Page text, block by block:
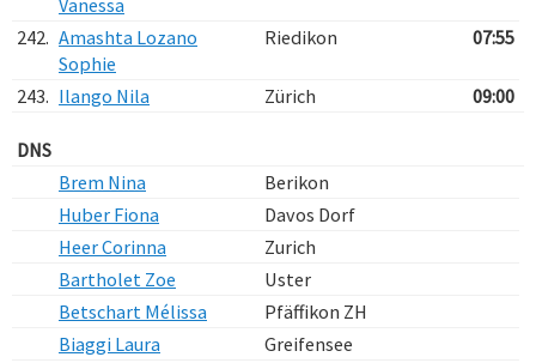
Vanessa
242. Amashta Lozano
Sophie
Riedikon 07:55
243. Ilango Nila Zürich 09:00
DNS
Brem Nina
Berikon
Huber Fiona
Davos Dorf
Heer Corinna
Zurich
Bartholet Zoe
Uster
Betschart Mélissa
Pfäffikon ZH
Biaggi Laura
Greifensee